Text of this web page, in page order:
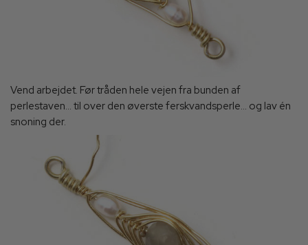
Vend arbejdet. Før tråden hele vejen fra bunden af
perlestaven... til over den øverste ferskvandsperle... og lav én
snoning der.